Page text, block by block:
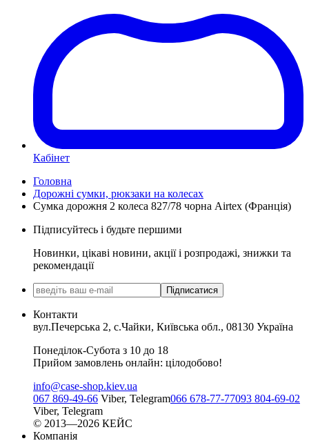
Кабінет
Головна
Дорожні сумки, рюкзаки на колесах
Сумка дорожня 2 колеса 827/78 чорна Airtex (Франція)
Підписуйтесь і будьте першими
Новинки, цікаві новини, акції і розпродажі, знижки та
рекомендації
Підписатися
Контакти
вул.Печерська 2, с.Чайки, Київська обл., 08130 Україна
Понеділок-Субота з 10 до 18
Прийом замовлень онлайн: цілодобово!
info@case-shop.kiev.ua
067 869-49-66 Viber, Telegram066 678-77-77093 804-69-02
Viber, Telegram
© 2013—2026 КЕЙС
Компанія